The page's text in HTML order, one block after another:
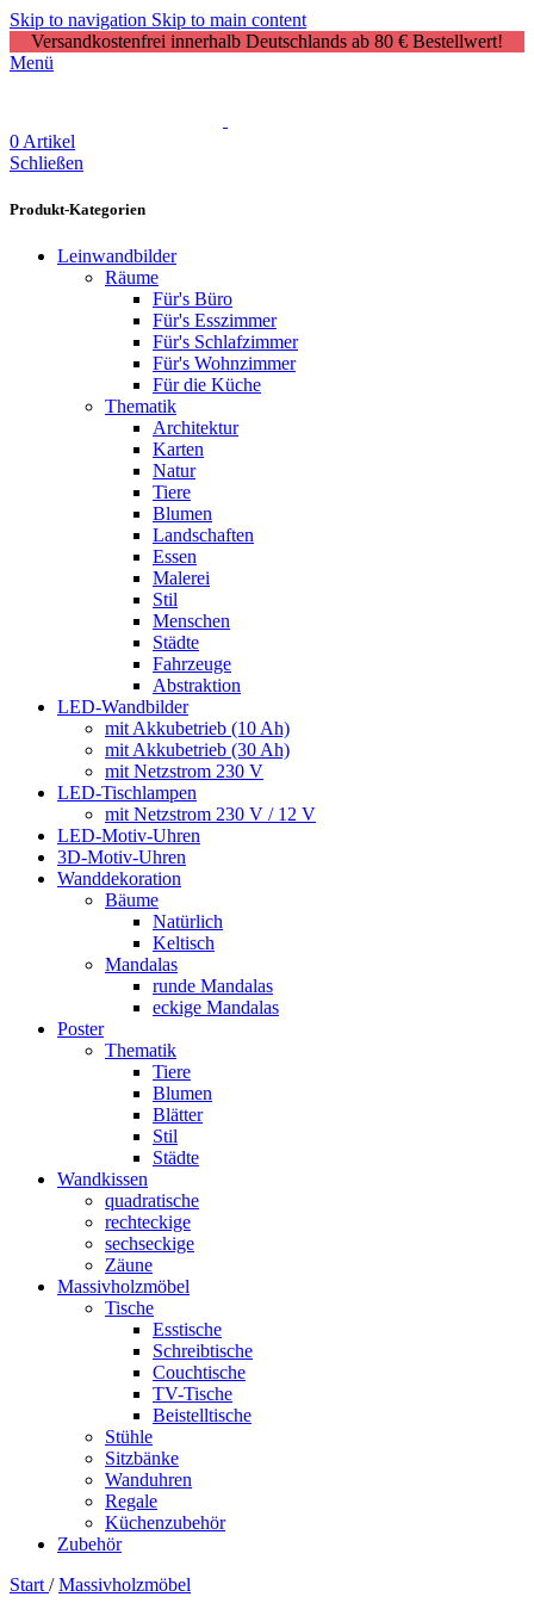
Skip to navigation Skip to main content
Versandkostenfrei innerhalb Deutschlands ab 80 € Bestellwert!
Menü
0 Artikel
Schließen
Produkt-Kategorien
Leinwandbilder
Räume
Für's Büro
Für's Esszimmer
Für's Schlafzimmer
Für's Wohnzimmer
Für die Küche
Thematik
Architektur
Karten
Natur
Tiere
Blumen
Landschaften
Essen
Malerei
Stil
Menschen
Städte
Fahrzeuge
Abstraktion
LED-Wandbilder
mit Akkubetrieb (10 Ah)
mit Akkubetrieb (30 Ah)
mit Netzstrom 230 V
LED-Tischlampen
mit Netzstrom 230 V / 12 V
LED-Motiv-Uhren
3D-Motiv-Uhren
Wanddekoration
Bäume
Natürlich
Keltisch
Mandalas
runde Mandalas
eckige Mandalas
Poster
Thematik
Tiere
Blumen
Blätter
Stil
Städte
Wandkissen
quadratische
rechteckige
sechseckige
Zäune
Massivholzmöbel
Tische
Esstische
Schreibtische
Couchtische
TV-Tische
Beistelltische
Stühle
Sitzbänke
Wanduhren
Regale
Küchenzubehör
Zubehör
Start / Massivholzmöbel